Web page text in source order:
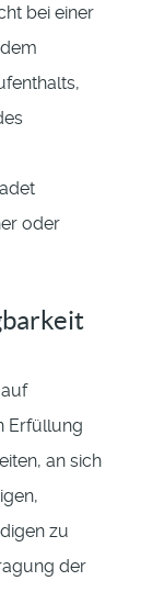
bei einer
oder
Erfüllung
an sich
zu
der